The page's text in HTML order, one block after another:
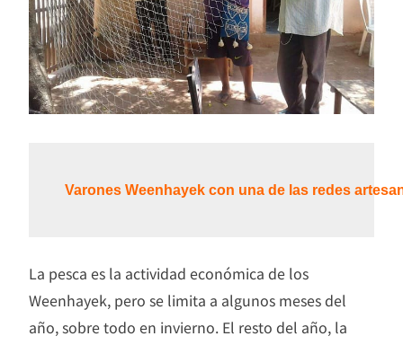
Varones Weenhayek con una de las redes
La pesca es la actividad económica de los
Weenhayek, pero se limita a algunos meses del
año, sobre todo en invierno. El resto del año, la